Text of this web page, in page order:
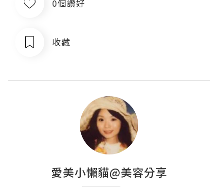
0個讚好
收藏
愛美小懶貓@美容分享